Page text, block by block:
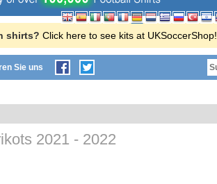
shirts? Click here to see kits at UKSoccerShop!
Sie uns
2021 - 2022